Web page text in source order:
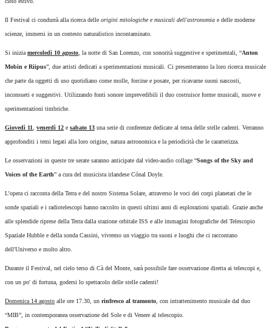
Il Festival ci condurrà alla ricerca delleorigini mitologiche e musicali dell'astronomia e delle moderne
scienze, immersi in un contesto naturalistico incontaminato.
Si iniziamercoledì 10 agosto, la notte di San Lorenzo, con sonorità suggestive e sperimentali, “Anton
Mobin e Riipus”, due artisti dedicati a sperimentazioni musicali. Ci presenteranno la loro ricerca musicale
che parte da oggetti di uso quotidiano come molle, forcine e posate, per ricavarne suoni nascosti,
inconsueti e suggestivi. Utilizzando fonti sonore imprevedibili il duo costruisce forme musicali, nuove e
sperimentazioni timbriche.
Giovedì 11 ,venerdì 12 esabato 13 una serie di conferenze dedicate al tema delle stelle cadenti. Verranno
approfonditi i temi legati alla loro origine, natura astronomica e la periodicità che le caratterizza.
Le osservazioni in queste tre serate saranno anticipate dal video-audio collage “Songs of the Sky and
Voices of the Earth” a cura del musicista irlandese Cónal Doyle.
L’opera ci racconta della Terra e del nostro Sistema Solare, attraverso le voci dei corpi planetari che le
sonde spaziali e i radiotelescopi hanno raccolto in questi ultimi anni di esplorazioni spaziali. Grazie anche
alle splendide riprese della Terra dalla stazione orbitale ISS e alle immagini fotografiche del Telescopio
Spaziale Hubble e della sonda Cassini, vivremo un viaggio tra suoni e luoghi che ci raccontano
dell'Universo e molto altro.
Durante il Festival, nel cielo terso di Cà del Monte, sarà possibile fare osservazione diretta ai telescopi e,
con un po' di fortuna, godersi lo spettacolo delle stelle cadenti!
Domenica 14 agosto alle ore 17.30, unrinfresco al tramonto , con intrattenimento musicale dal duo
“MIB”, in contemporanea osservazione del Sole e di Venere al telescopio.